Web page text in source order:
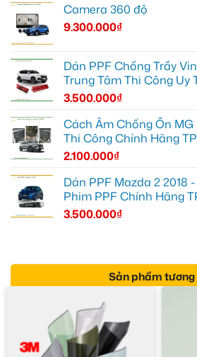
Camera 360 độ
9.300.000₫
Dán PPF Chống Trầy
Trung Tâm Thi Công Uy
3.500.000₫
Cách Âm Chống Ồn
Thi Công Chính Hãng
2.100.000₫
Dán PPF Mazda 2
Phim PPF Chính Hãng
3.500.000₫
Sản phẩm